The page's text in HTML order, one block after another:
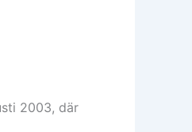
2003, där